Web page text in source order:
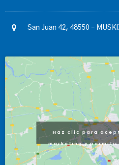
San Juan 42, 48550 –
Haz clic para
marketing y